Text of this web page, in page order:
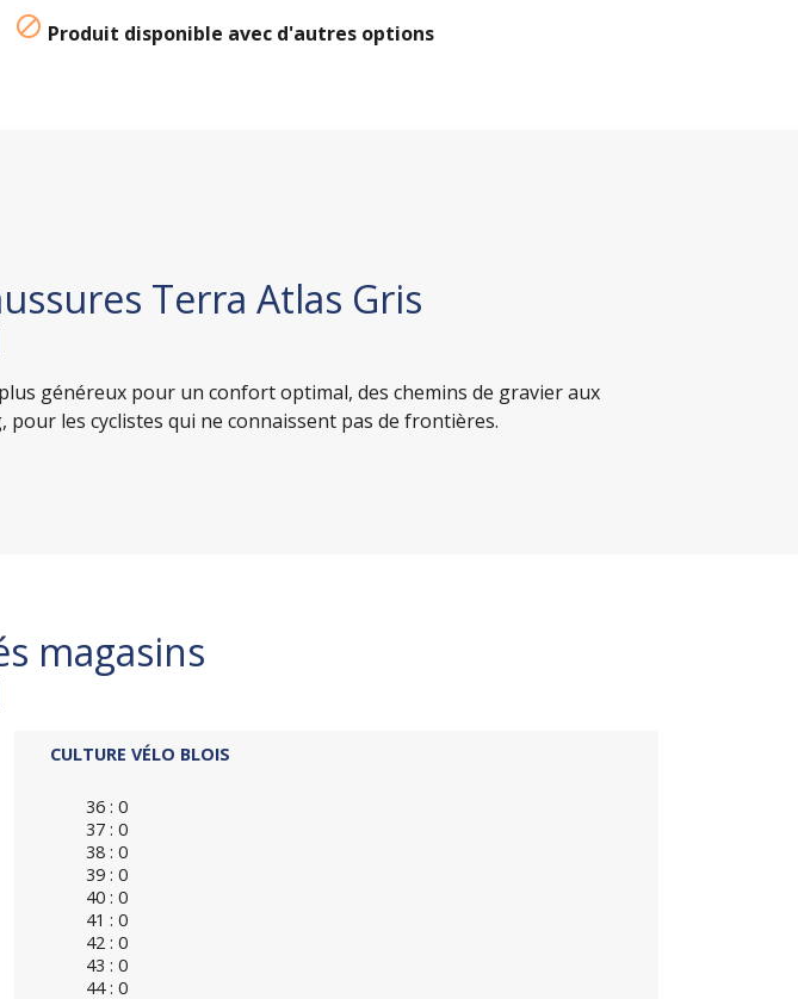
 Produit disponible avec d'autres options
Terra Atlas Gris
généreux pour un confort optimal, des chemins de gravier aux
les cyclistes qui ne connaissent pas de frontières.
magasins
CULTURE VÉLO BLOIS
36 : 0
37 : 0
38 : 0
39 : 0
40 : 0
41 : 0
42 : 0
43 : 0
44 : 0